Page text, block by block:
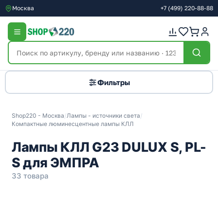
Москва +7 (499) 220-88-88
Фильтры
Shop220 - Москва/Лампы - источники света/
Компактные люминесцентные лампы КЛЛ
Лампы КЛЛ G23 DULUX S, PL-
S для ЭМПРА
33 товара